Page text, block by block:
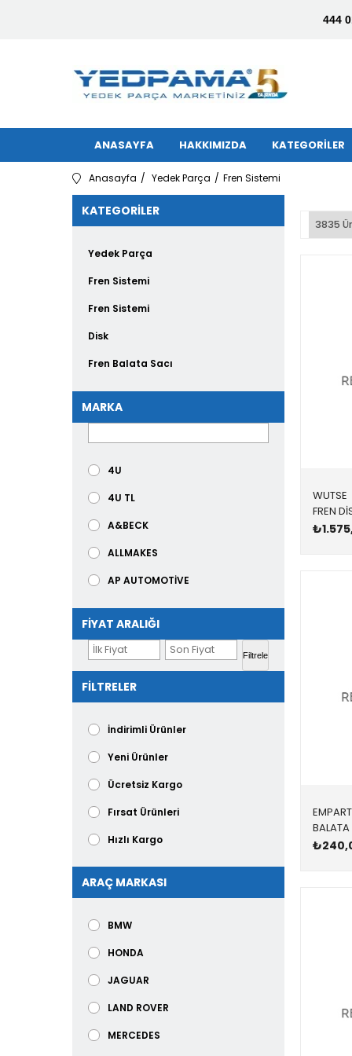
444
ANASAYFA HAKKIMIZDA KATEGORİLER
Anasayfa Yedek Parça Fren Sistemi
KATEGORILER
Yedek Parça
Fren Sistemi
Fren Sistemi
Disk
Fren Balata Sacı
Fren Fişi
Westinhause
Fren Toz Saçı
El Fren Mekanizması
El Fren Telleri
TANIMSIZ
Fren Hortumu
Fren Ana Merkezi
Bakım Seti
Tamponlar
Kilitleme elemanları
Bakalit Ürünler
Direksiyon
Airbağ
Diferansiyel
Şaft
MARKA
4U
4U TL
A&BECK
ALLMAKES
AP AUTOMOTİVE
ASPART
BALO
BEARMACH
FIYAT ARALIĞI
Filtrele
FILTRELER
İndirimli Ürünler
Yeni Ürünler
Ücretsiz Kargo
Fırsat Ürünleri
Hızlı Kargo
ARAÇ MARKASI
BMW
HONDA
JAGUAR
LAND ROVER
MERCEDES
3835
WUTSE